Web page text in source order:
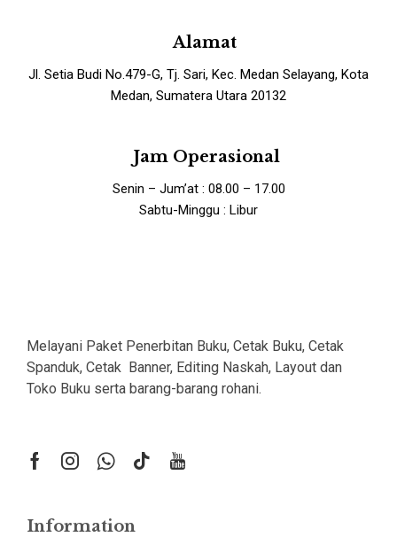
Alamat
Jl. Setia Budi No.479-G, Tj. Sari, Kec. Medan Selayang, Kota
Medan, Sumatera Utara 20132
Jam Operasional
Senin – Jum’at : 08.00 – 17.00
Sabtu-Minggu : Libur
Melayani Paket Penerbitan Buku, Cetak Buku, Cetak
Spanduk, Cetak Banner, Editing Naskah, Layout dan
Toko Buku serta barang-barang rohani.
Information